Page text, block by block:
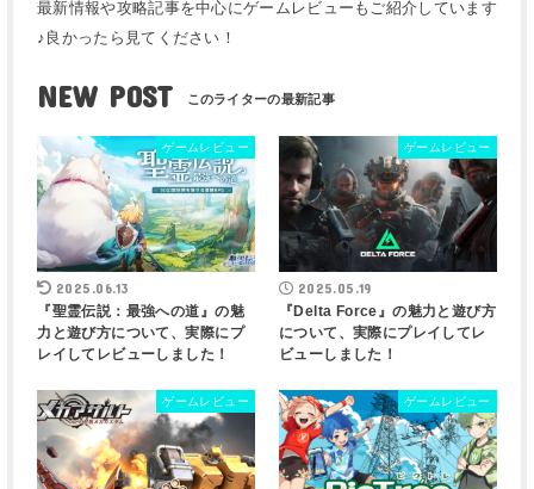
最新情報や攻略記事を中心にゲームレビューもご紹介しています
♪良かったら見てください！
NEW POST
ゲームレビュー
2025.06.13
『聖霊伝説：最強への道』の魅
力と遊び方について、実際にプ
レイしてレビューしました！
ゲームレビュー
2025.05.19
『Delta Force』の魅力と遊び方
について、実際にプレイしてレ
ビューしました！
ゲームレビュー ゲームレビュー